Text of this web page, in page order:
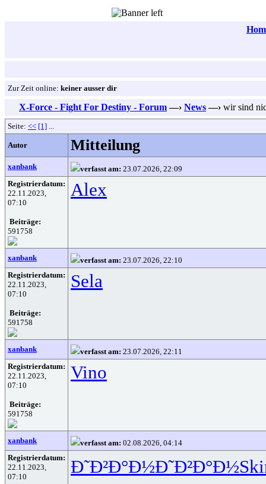
Zur Zeit online: keiner ausser dir
X-Force - Fight For Destiny - Forum —› News —› wir sind
Seite: << [1] ...
Autor Mitteilung
xanbank verfasst am: 23.07.2026, 22:09
Registrierdatum:
22.11.2023,
07:10
Beiträge:
591758
Alex
xanbank verfasst am: 23.07.2026, 22:10
Registrierdatum:
22.11.2023,
07:10
Beiträge:
591758
Sela
xanbank verfasst am: 23.07.2026, 22:11
Registrierdatum:
22.11.2023,
07:10
Beiträge:
591758
Vino
xanbank verfasst am: 02.08.2026, 04:14
Registrierdatum:
22.11.2023,
07:10
Ð˜Ð²Ð°Ð½Ð˜Ð²Ð°Ð½